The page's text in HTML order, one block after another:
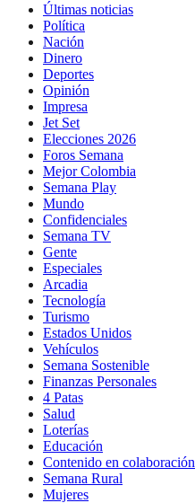
Últimas noticias
Política
Nación
Dinero
Deportes
Opinión
Impresa
Jet Set
Elecciones 2026
Foros Semana
Mejor Colombia
Semana Play
Mundo
Confidenciales
Semana TV
Gente
Especiales
Arcadia
Tecnología
Turismo
Estados Unidos
Vehículos
Semana Sostenible
Finanzas Personales
4 Patas
Salud
Loterías
Educación
Contenido en colaboración
Semana Rural
Mujeres